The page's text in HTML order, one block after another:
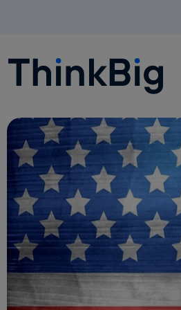
Blogthinkbig.com